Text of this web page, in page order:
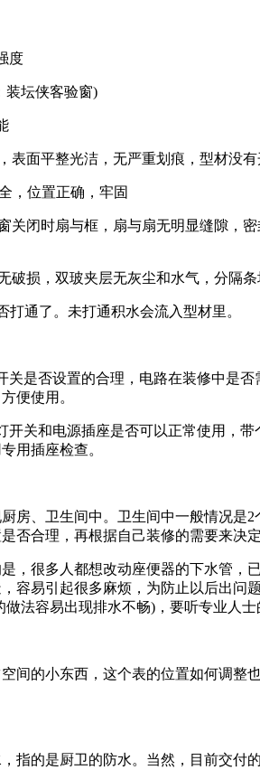
度
坛侠客验窗)
面平整光洁，无严重划痕，型材没有
位置正确，牢固
闭时扇与框，扇与扇无明显缝隙，
损，双玻夹层无灰尘和水气，分隔条
通了。未打通积水会流入型材里。
是否设置的合理，电路在装修中是否
便使用。
和电源插座是否可以正常使用，带
用插座检查。
、卫生间中。卫生间中一般情况是2
否合理，再根据自己装修的需要来决
很多人都想改动座便器的下水管，
容易引起很多麻烦，为防止以后出问
法容易出现排水不畅)，要听专业人士
的小东西，这个表的位置如何调整
的是厨卫的防水。当然，目前交付